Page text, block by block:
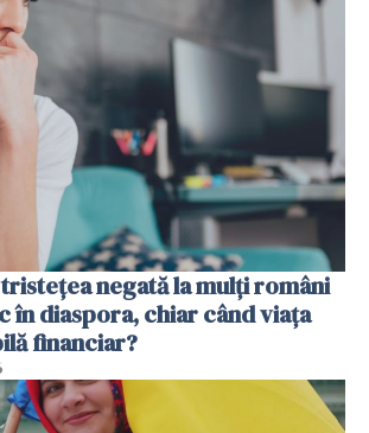
negată la mulți români
în diaspora, chiar când viața
financiar?